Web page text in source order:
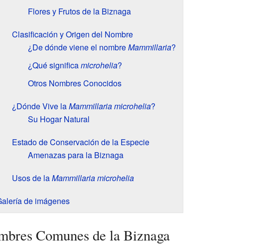
Flores y Frutos de la Biznaga
Clasificación y Origen del Nombre
¿De dónde viene el nombreMammillaria?
¿Qué significamicrohelia?
Otros Nombres Conocidos
¿Dónde Vive laMammillaria microhelia?
Su Hogar Natural
Estado de Conservación de la Especie
Amenazas para la Biznaga
Usos de laMammillaria microhelia
de imágenes
Comunes de la Biznaga